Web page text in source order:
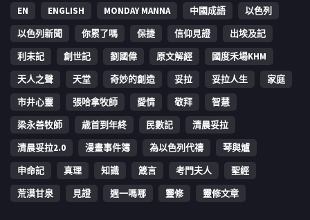
EN ENGLISH MONDAY MANNA 中國成語
以色列
以色列新聞
你累了嗎 保捷 信仰見證
出埃及記
利未記
創世記 劉國偉 原文解經
國度禾場KHM
天人之聲
天堂 奇妙的創造 妥拉 妥拉人生
家庭
市井心靈
張哈拿牧師 愛情 敬拜
智慧
梁永善牧師
歳首到年終 民數記
清晨妥拉
清晨妥拉2.0
漫畫事件簿 為以色列代禱
琴與爐
申命記
真理 知識 箴言 考門夫人
聖經
荒漠甘泉
見證 週一嗎哪 靈修 靈修文章